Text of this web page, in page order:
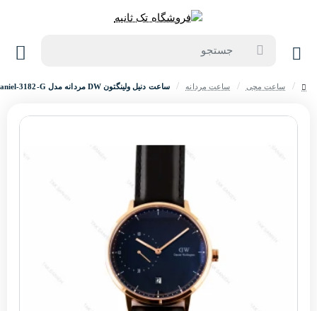
ساعت مچی ساعت مردانه ساعت دنیل ولینگتون DW مردانه مدل Daniel-3182-G